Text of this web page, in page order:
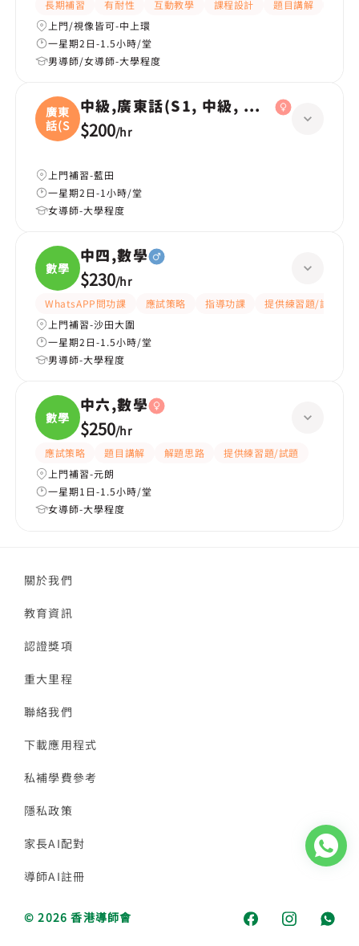
長期補習 有耐性 互動教學 課程設計 題目講解
上門/視像皆可-中上環
一星期2日-1.5小時/堂
男導師/女導師-大學程度
廣東
話(S
中級,廣東話(S1, 中級, 學校課程)
$200/hr
上門補習-藍田
一星期2日-1小時/堂
女導師-大學程度
數學
中四,數學
$230/hr
WhatsAPP問功課 應試策略 指導功課
提供練習題/試題
上門補習-沙田大圍
一星期2日-1.5小時/堂
男導師-大學程度
數學
中六,數學
$250/hr
應試策略 題目講解 解題思路
提供練習題/試題
上門補習-元朗
一星期1日-1.5小時/堂
女導師-大學程度
關於我們
教育資訊
認證獎項
重大里程
聯絡我們
下載應用程式
私補學費參考
隱私政策
家長AI配對
導師AI註冊
© 2026 香港導師會